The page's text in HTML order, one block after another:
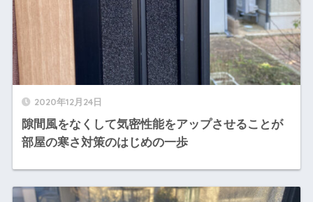
2020年12月24日
隙間風をなくして気密性能をアップさせることが
部屋の寒さ対策のはじめの一歩